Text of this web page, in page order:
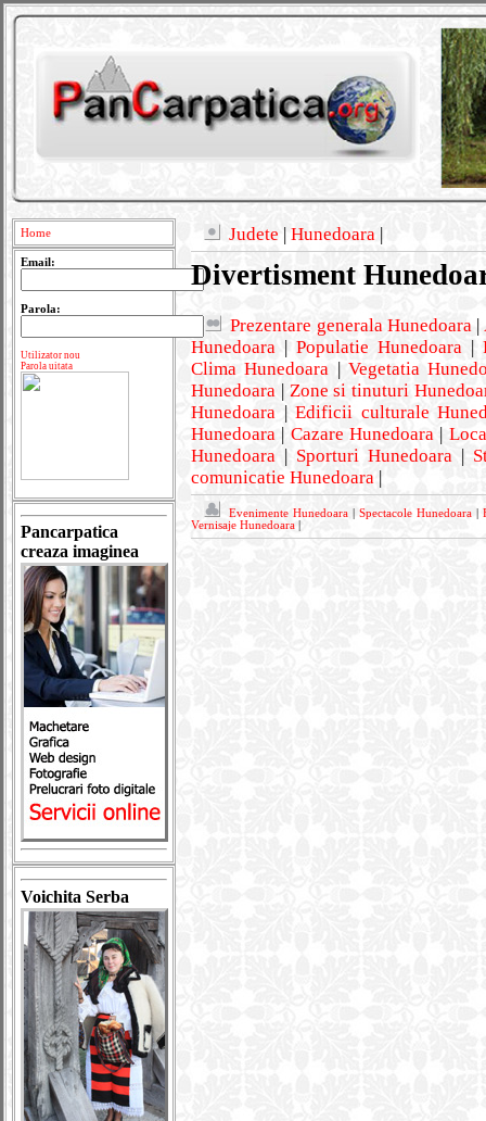
Home
Email:
Parola:
Utilizator nou
Parola uitata
Pancarpatica
creaza imaginea
Voichita Serba
Judete | Hunedoara |
Divertisment
Prezentare generala Hunedoara |
Hunedoara | Populatie Hunedoara |
Clima Hunedoara |Vegetatia
Hunedoara | Zone si tinuturi
Hunedoara |Edificii culturale
Hunedoara | Cazare Hunedoara |
Hunedoara | Sporturi Hunedoara |
comunicatie Hunedoara |
Evenimente Hunedoara Spectacole Hunedoara
Vernisaje Hunedoara